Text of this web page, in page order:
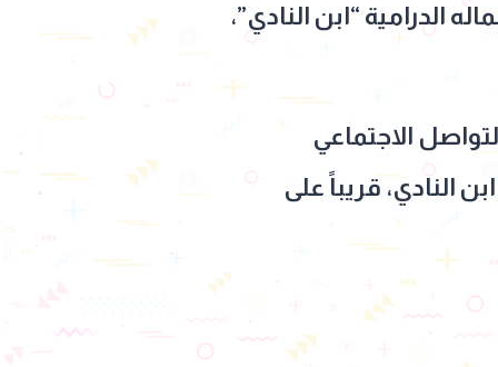
الدرامية “ابن النادي”،
الاجتماعي
النادي، قريباً على